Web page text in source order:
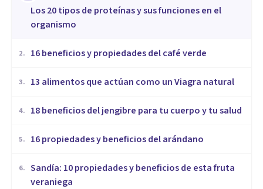
​Los 20 tipos de proteínas y sus funciones en el
organismo
2. 16 beneficios y propiedades del café verde
3. 13 alimentos que actúan como un Viagra natural
4. 18 beneficios del jengibre para tu cuerpo y tu salud
5. 16 propiedades y beneficios del arándano
6. Sandía: 10 propiedades y beneficios de esta fruta
veraniega